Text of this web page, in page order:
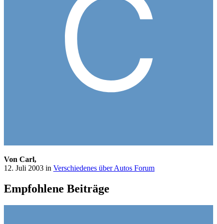
Von Carl,
12. Juli 2003 in Verschiedenes über Autos Forum
Empfohlene Beiträge